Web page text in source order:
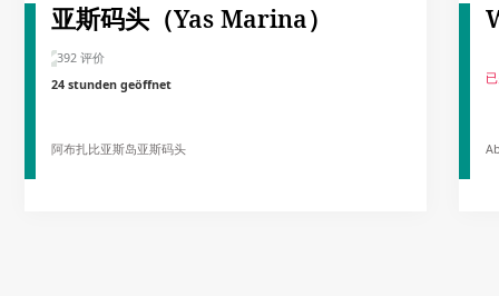
亚斯码头（Yas Marina）
392 评价
24 stunden geöffnet
阿布扎比亚斯岛亚斯码头